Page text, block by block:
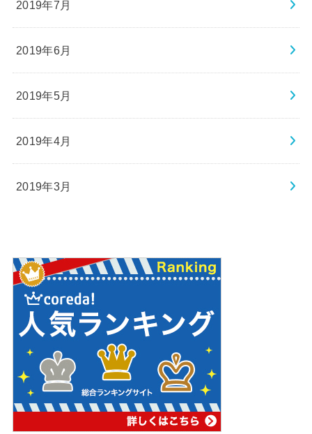
2019年7月
2019年6月
2019年5月
2019年4月
2019年3月